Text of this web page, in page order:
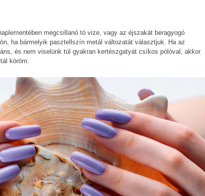
megcsillanó tó vize, vagy az éjszakát beragyogó
ha bármelyik pasztellszín metál változatát választjuk. Ha az
és nem viselünk túl gyakran kertészgatyát csíkos pólóval, akkor
köröm.